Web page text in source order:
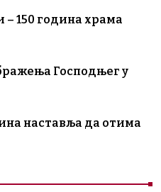
– 150 година храма
Господњег у
наставља да отима